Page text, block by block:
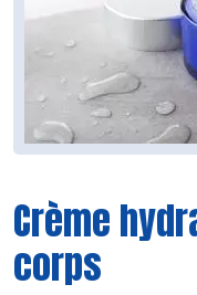
Crème
corps